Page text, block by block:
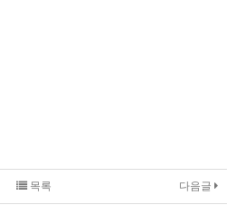
다음글
목록